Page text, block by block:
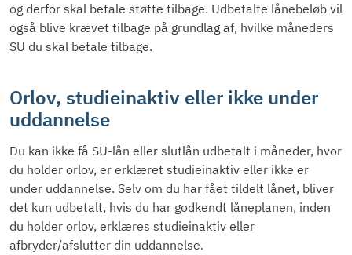
og derfor skal betale støtte tilbage. Udbetalte lånebeløb vil
også blive krævet tilbage på grundlag af, hvilke måneders
SU du skal betale tilbage.
Orlov, studieinaktiv eller ikke under
uddannelse
Du kan ikke få SU-lån eller slutlån udbetalt i måneder, hvor
du holder orlov, er erklæret studieinaktiv eller ikke er
under uddannelse. Selv om du har fået tildelt lånet, bliver
det kun udbetalt, hvis du har godkendt låneplanen, inden
du holder orlov, erklæres studieinaktiv eller
afbryder/afslutter din uddannelse.